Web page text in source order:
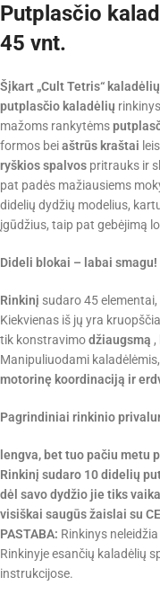
Putplasčio
45 vnt.
Šįkart „Cult Tetris“
putplasčio kaladėlių
mažoms rankytėms
formos beiaštrūs kraštai
ryškios spalvos pritrauks ir
pat padės mažiausiems
didelių dydžių modelius,
įgūdžius, taip pat gebėjimą
Dideli blokai – labai smagu!
Rinkinį sudaro 45
Kiekvienas iš jų yra
tik konstravimodžiaugsmą
Manipuliuodami
motorinę koordinaciją ir
Pagrindiniai rinkinio
lengva, bet tuo pačiu metu
Rinkinį sudaro 10 didelių
dėl savo dydžio jie tiks
visiškai saugūs žaislai su
PASTABA: Rinkinys
Rinkinyje esančių kaladėlių
instrukcijose.